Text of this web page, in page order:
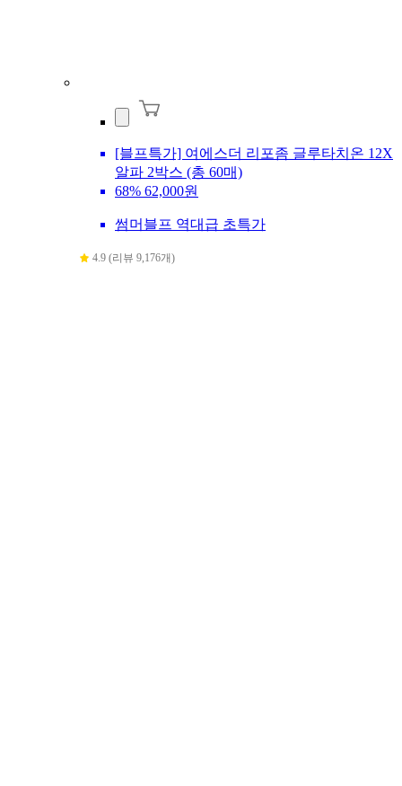
[블프특가] 여에스더 리포좀 글루타치온 12X
알파 2박스 (총 60매)
68% 62,000원
썸머블프 역대급 초특가
4.9 (리뷰 9,176개)